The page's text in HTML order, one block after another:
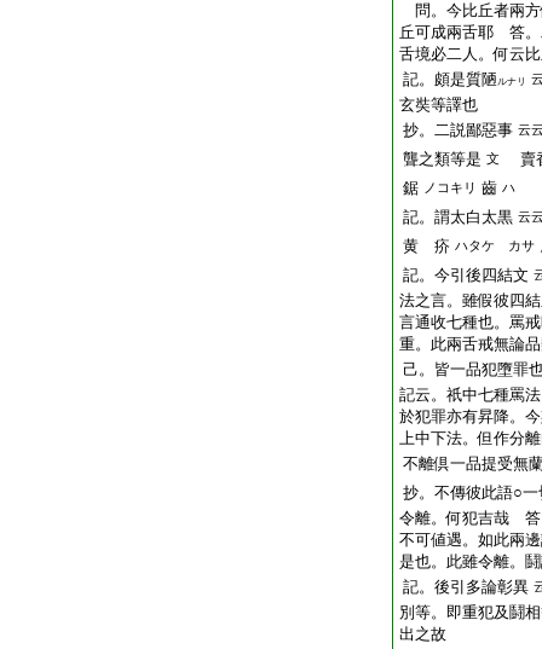
問。今比丘者兩
丘可成兩舌耶 答。
舌境必二人。何云
記。 頗是質陋ルナリ
玄奘等譯也
抄。二説鄙惡事 云
聾之類等是 文
賣
鋸 ノコキリ 齒 ハ
記。謂太白太黒 云
黄 疥 ハタケ カサ
記。今引後四結文
法之言。雖假彼四
言通收七種也。罵
重。此兩舌戒無論
己。皆一品犯墮罪
記云。祇中七種罵
於犯罪亦有昇降。
上中下法。但作分
不離倶一品提受無
抄。不傳彼此語○一
令離。何犯吉哉 答
不可値遇。如此兩
是也。此雖令離。
記。後引多論彰異
別等。即重犯及鬪
出之故